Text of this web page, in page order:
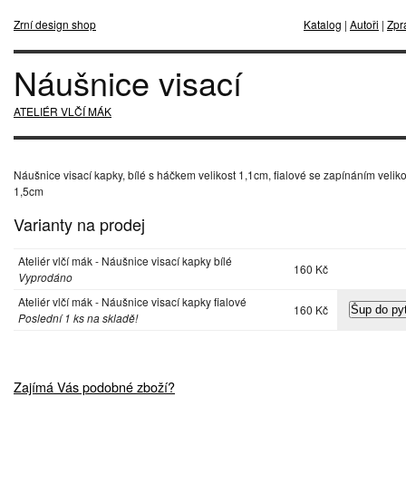
Zrní design shop Katalog | Autoři |
Náušnice visací
ATELIÉR VLČÍ MÁK
Náušnice visací kapky, bílé s háčkem velikost 1,1cm, fialové se zapínáním
1,5cm
Varianty na prodej
Ateliér vlčí mák - Náušnice visací kapky bílé
Vyprodáno
160 Kč
Ateliér vlčí mák - Náušnice visací kapky fialové
Poslední 1 ks na skladě!
160 Kč
Zajímá Vás podobné zboží?